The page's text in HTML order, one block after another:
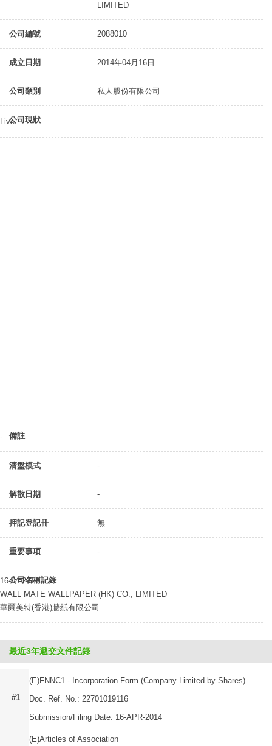
LIMITED
公司編號 2088010
成立日期 2014年04月16日
公司類別 私人股份有限公司
公司現狀
Live
備註
-
清盤模式 -
解散日期 -
押記登記冊 無
重要事項 -
公司名稱記錄
16-04-2014
WALL MATE WALLPAPER (HK) CO., LIMITED
華爾美特(香港)牆紙有限公司
最近3年遞交文件記錄
#1
(E)FNNC1 - Incorporation Form (Company Limited by Shares)
Doc. Ref. No.: 22701019116
Submission/Filing Date: 16-APR-2014
(E)Articles of Association